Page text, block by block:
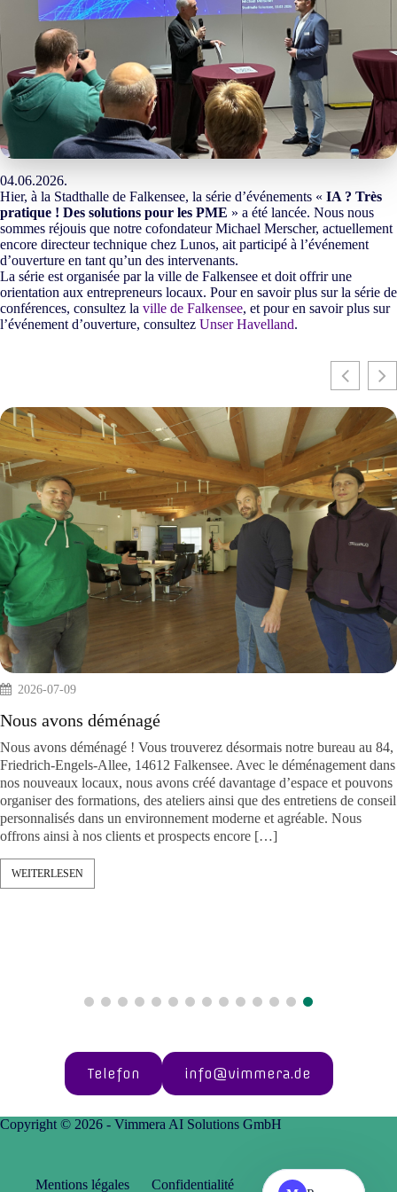
04.06.2026.
Hier, à la Stadthalle de Falkensee, la série d’événements « IA ? Très
pratique ! Des solutions pour les PME » a été lancée. Nous nous
sommes réjouis que notre cofondateur Michael Merscher, actuellement
encore directeur technique chez Lunos, ait participé à l’événement
d’ouverture en tant qu’un des intervenants.
La série est organisée par la ville de Falkensee et doit offrir une
orientation aux entrepreneurs locaux. Pour en savoir plus sur la série de
conférences, consultez la ville de Falkensee, et pour en savoir plus sur
l’événement d’ouverture, consultez Unser Havelland.
2026-07-09
Nous avons déménagé
Nous avons déménagé ! Vous trouverez désormais notre bureau au
Friedrich-Engels-Allee, 14612 Falkensee. Avec le déménagement
nos nouveaux locaux, nous avons créé davantage d’espace et
organiser des formations, des ateliers ainsi que des entretiens de
personnalisés dans un environnement moderne et agréable. Nous
offrons ainsi à nos clients et prospects encore […]
WEITERLESEN
Telefon info@vimmera.de
Copyright © 2026 - Vimmera AI Solutions GmbH
Mentions légales Confidentialité